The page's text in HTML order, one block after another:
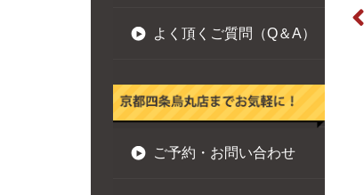
よく頂くご質問（Q＆A）
ご予約・お問い合わせ